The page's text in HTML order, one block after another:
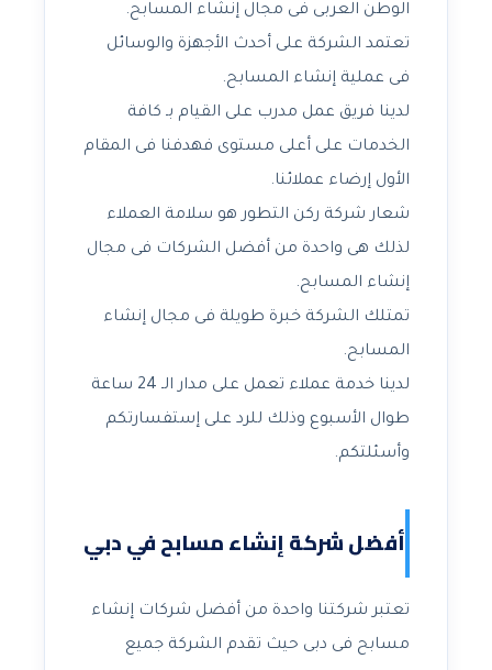
الوطن العربى فى مجال إنشاء المسابح.
تعتمد الشركة على أحدث الأجهزة والوسائل
فى عملية إنشاء المسابح.
لدينا فريق عمل مدرب على القيام بـ كافة
الخدمات على أعلى مستوى فهدفنا فى المقام
الأول إرضاء عملائنا.
شعار شركة ركن التطور هو سلامة العملاء
لذلك هى واحدة من أفضل الشركات فى مجال
إنشاء المسابح.
تمتلك الشركة خبرة طويلة فى مجال إنشاء
المسابح.
لدينا خدمة عملاء تعمل على مدار الـ 24 ساعة
طوال الأسبوع وذلك للرد على إستفسارتكم
وأسئلتكم.
أفضل شركة إنشاء مسابح في دبي
تعتبر شركتنا واحدة من أفضل شركات إنشاء
مسابح فى دبى حيث تقدم الشركة جميع